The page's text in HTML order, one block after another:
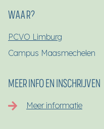
WAAR?
PCVO Limburg
Campus Maasmechelen
MEER INFO EN INSCHRIJVEN
Meer informatie